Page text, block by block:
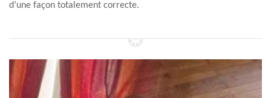
d’une façon totalement correcte.